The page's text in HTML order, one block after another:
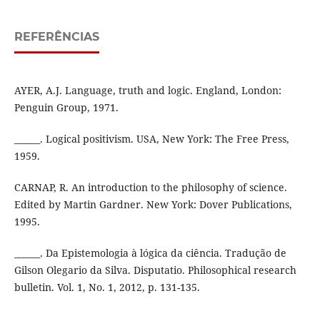
REFERÊNCIAS
AYER, A.J. Language, truth and logic. England, London:
Penguin Group, 1971.
______. Logical positivism. USA, New York: The Free Press,
1959.
CARNAP, R. An introduction to the philosophy of science.
Edited by Martin Gardner. New York: Dover Publications,
1995.
______. Da Epistemologia à lógica da ciência. Tradução de
Gilson Olegario da Silva. Disputatio. Philosophical research
bulletin. Vol. 1, No. 1, 2012, p. 131-135.